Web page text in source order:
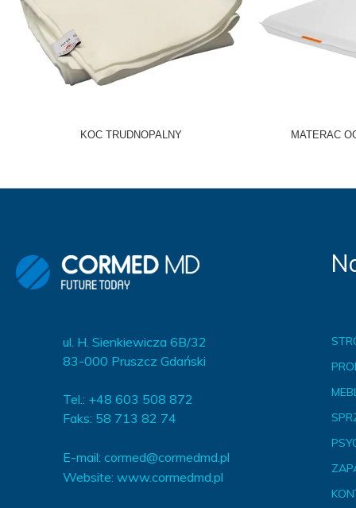
KOC TRUDNOPALNY MATERAC
ul. H. Sienkiewicza 6B/32
83-000 Pruszcz Gdański
Tel.: +48 603 508 872
Faks: 58 713 82 74
E-mail: cormed@cormedmd.pl
Website: www.cormedmd.pl